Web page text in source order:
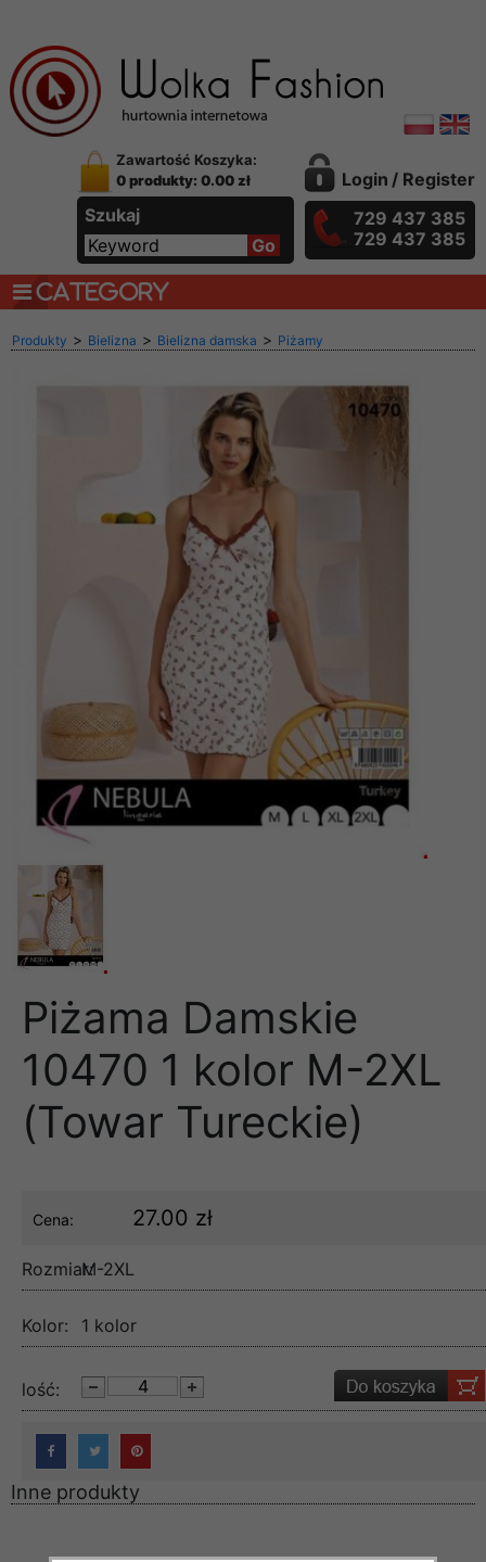
Zawartość Koszyka:
0 produkty: 0.00 zł
Szukaj
Login / Register
729 437 385
729 437 385
CATEGORY
Produkty > Bielizna > Bielizna damska > Piżamy
Piżama Damskie
10470 1 kolor M-2XL
(Towar Tureckie)
Cena: 27.00 zł
Rozmiar:M-2XL
Kolor: 1 kolor
lość:
Inne produkty